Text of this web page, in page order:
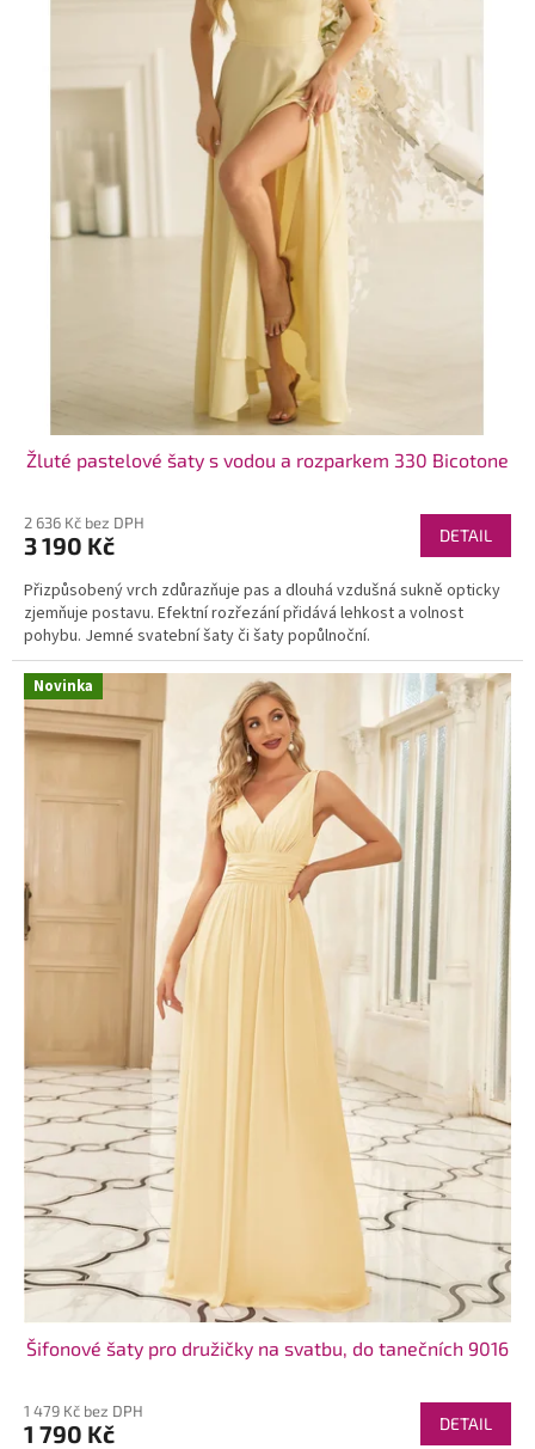
Žluté pastelové šaty s vodou a rozparkem 330 Bicotone
2 636 Kč bez DPH
3 190 Kč DETAIL
Přizpůsobený vrch zdůrazňuje pas a dlouhá vzdušná sukně opticky
zjemňuje postavu. Efektní rozřezání přidává lehkost a volnost
pohybu. Jemné svatební šaty či šaty popůlnoční.
Novinka
Šifonové šaty pro družičky na svatbu, do tanečních 9016
1 479 Kč bez DPH
1 790 Kč DETAIL